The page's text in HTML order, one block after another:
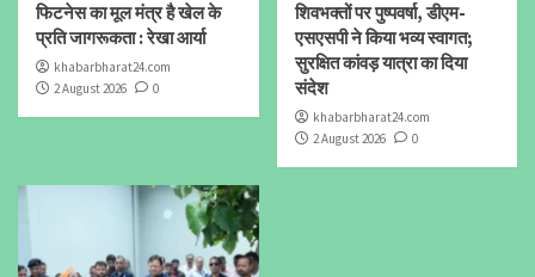
फिटनेस का मूल मंत्र है खेल के
प्रति जागरूकता : रेखा आर्या
khabarbharat24.com
2 August 2026
0
शिवभक्तों पर पुष्पवर्षा, डीएम-
एसएसपी ने किया भव्य स्वागत;
सुरक्षित कांवड़ यात्रा का दिया
संदेश
khabarbharat24.com
2 August 2026
0